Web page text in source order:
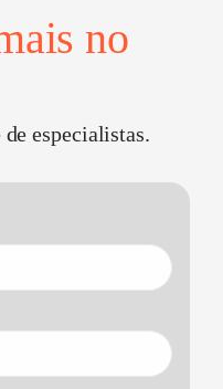
no
especialistas.